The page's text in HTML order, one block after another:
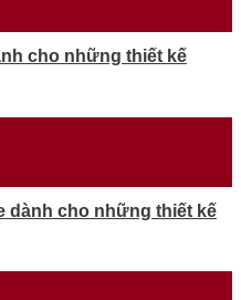
cho những thiết kế
dành cho những thiết kế